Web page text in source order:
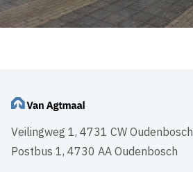
Veilingweg 1, 4731 CW Oudenbosch
Postbus 1, 4730 AA Oudenbosch